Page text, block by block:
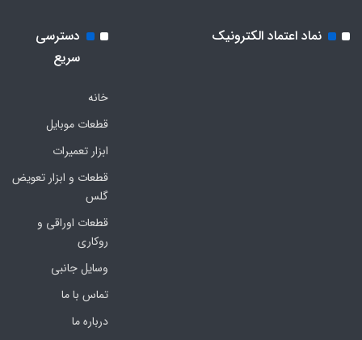
نماد اعتماد الکترونیک
دسترسی
سریع
خانه
قطعات موبایل
ابزار تعمیرات
قطعات و ابزار تعویض
گلس
قطعات اوراقی و
روکاری
وسایل جانبی
تماس با ما
درباره ما